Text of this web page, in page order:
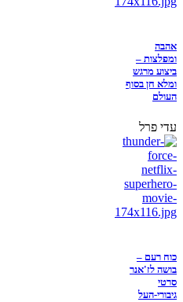
אהבה
ומפלצות –
ביצוע מרגש
ומלא חן בסוף
העולם
עדי פרל
כוח רעם –
בושה לז'אנר
סרטי
גיבורי-העל